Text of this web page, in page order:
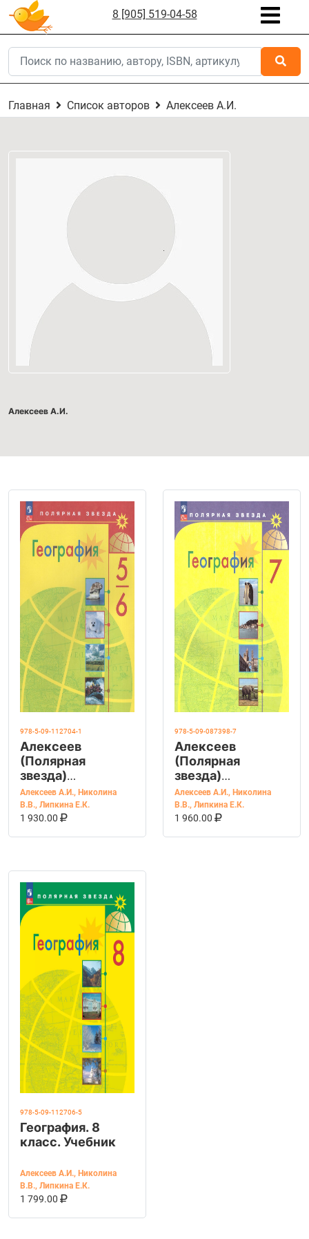
8 [905] 519-04-58
Главная Список авторов Алексеев А.И.
Алексеев А.И.
978-5-09-112704-1
Алексеев
(Полярная
звезда)
География 5-6 кл.
новый ФГОС.
(Просв.)
Алексеев А.И., Николина
В.В., Липкина Е.К.
1 930.00
В КОРЗИНУ
978-5-09-087398-7
Алексеев
(Полярная
звезда)
География 7
класс
Алексеев А.И., Николина
В.В., Липкина Е.К.
1 960.00
В КОРЗИНУ
978-5-09-112706-5
География. 8
класс. Учебник
Алексеев А.И., Николина
В.В., Липкина Е.К.
1 799.00
В КОРЗИНУ